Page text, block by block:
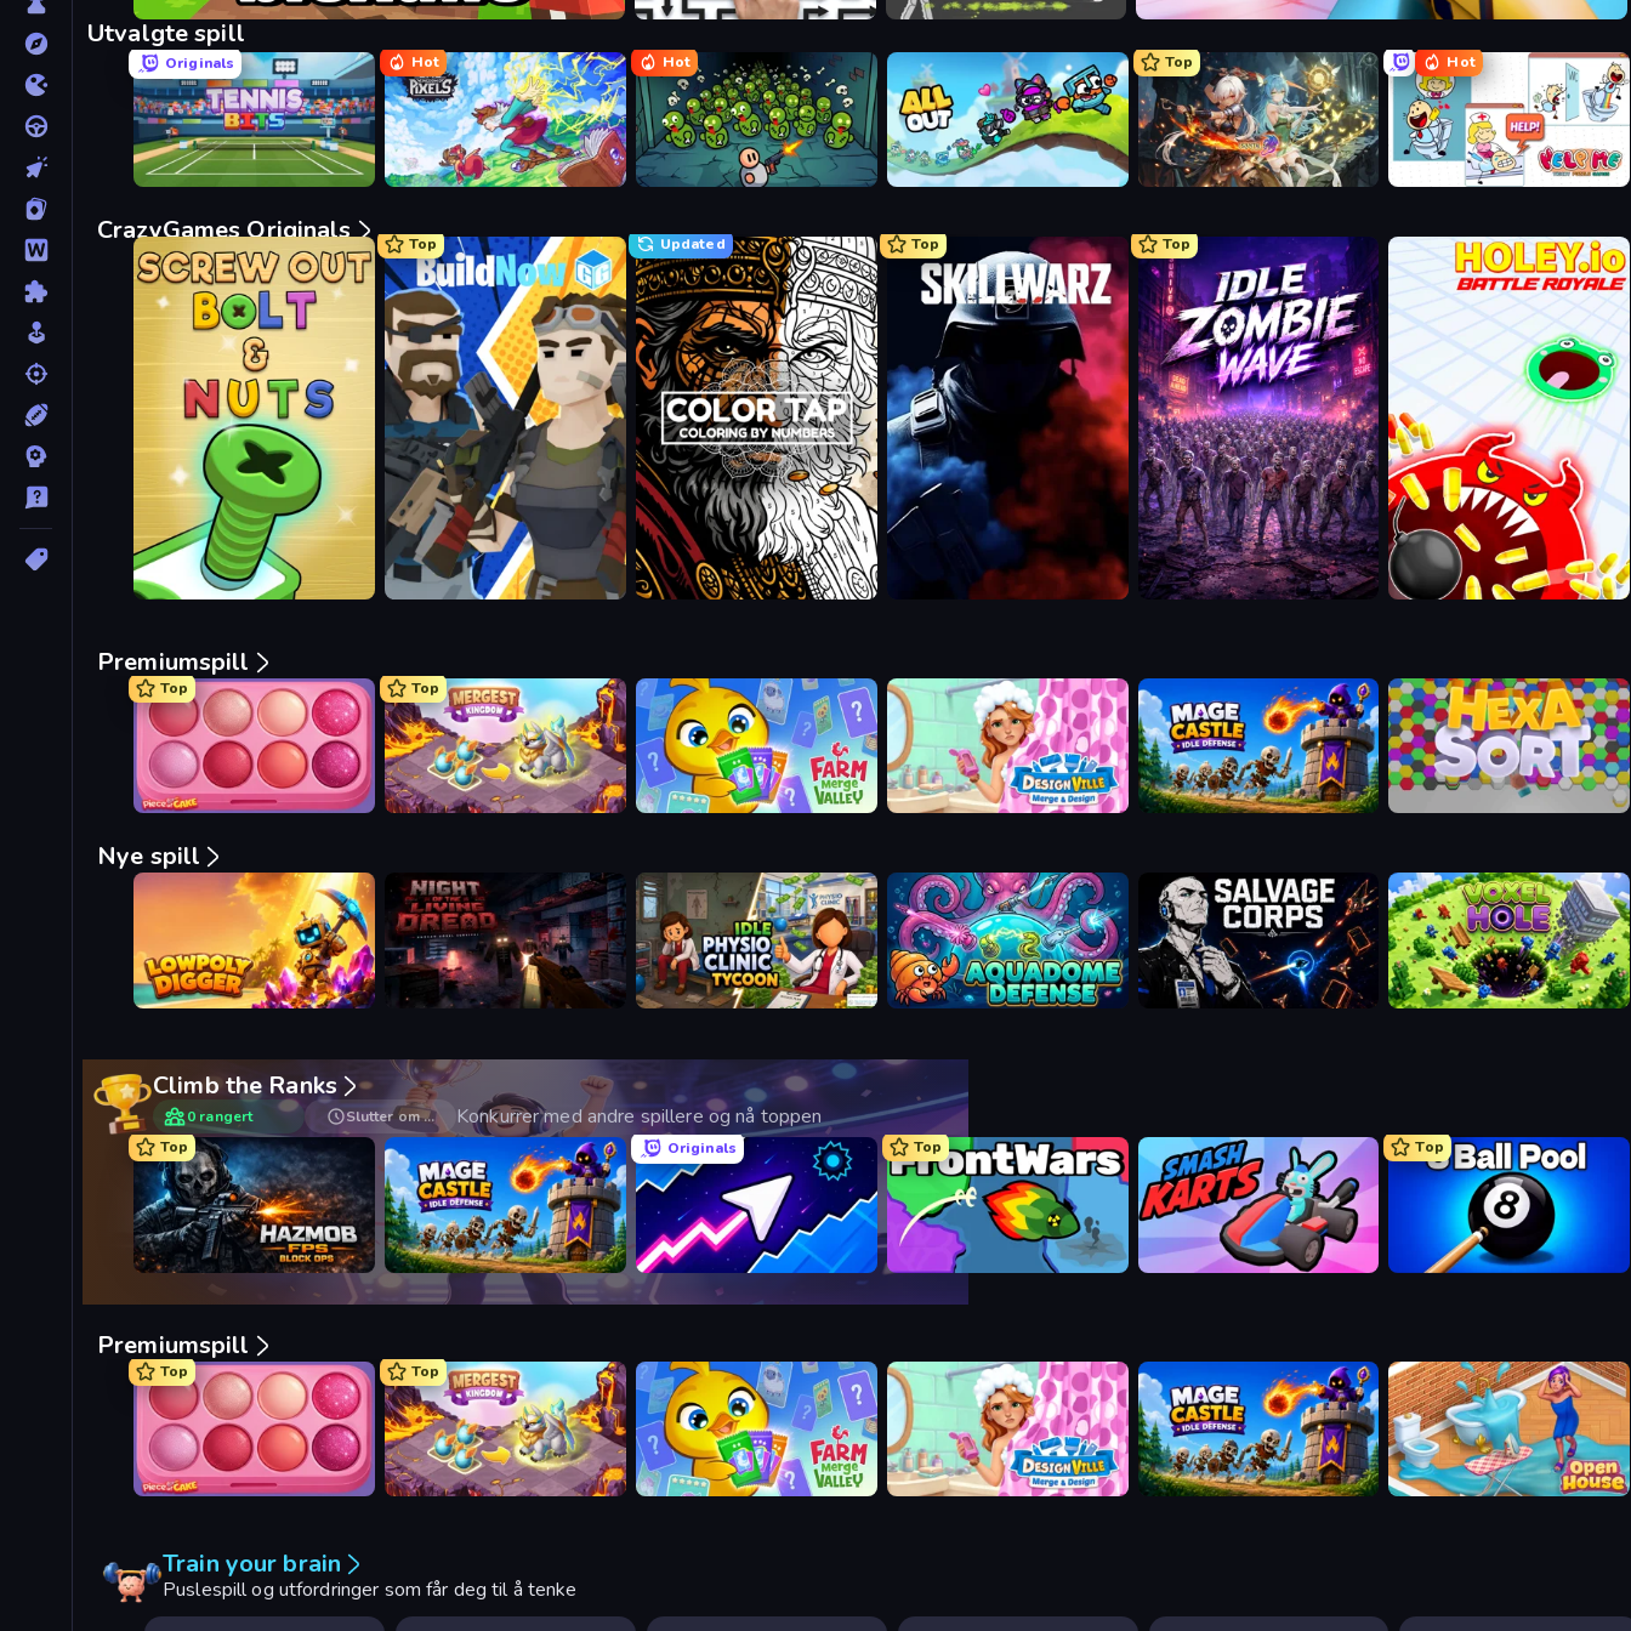
Bloxd.io Arrow Escape: Puzzle Ragdoll Archers Veck.io
Utvalgte spill
Originals
Tennis Bits
Hot
Kingdom of Pixels
Hot
Base Defence All Out
Top
Crystal Saga: Nova
Hot
Help Me: Tricky Puzzle Games
CrazyGames Originals Top Updated Top Top
Premiumspill
Top
Piece of Cake: Merge and Bake
Top
Mergest Kingdom Farm Merge Valley Designville: Merge & Design Mage Castle Idle Defense
Nye spill
Lowpoly Digger Night Of The Living Dread Idle Physio Clinic Tycoon Aquadome Defense Salvage Corps Voxel hole: Black Hole
Climb the Ranks
0 rangert Slutter om … Konkurrer med andre spillere og nå toppen
Top
Hazmob FPS: Online Shooter Mage Castle Idle Defense
Originals
Space Waves
Top
FrontWars.io Smash Karts
Top
8 Ball Pool Billiards Multiplayer
Premiumspill
Top
Piece of Cake: Merge and Bake
Top
Mergest Kingdom Farm Merge Valley Designville: Merge & Design Mage Castle Idle Defense Open House
Train your brain
Puslespill og utfordringer som får deg til å tenke